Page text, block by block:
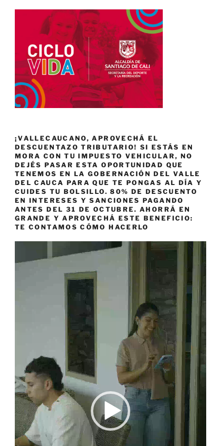
¡VALLECAUCANO, APROVECHÁ EL
DESCUENTAZO TRIBUTARIO! SI ESTÁS EN
MORA CON TU IMPUESTO VEHICULAR, NO
DEJÉS PASAR ESTA OPORTUNIDAD QUE
TENEMOS EN LA GOBERNACIÓN DEL VALLE
DEL CAUCA PARA QUE TE PONGAS AL DÍA Y
CUIDES TU BOLSILLO. 80% DE DESCUENTO
EN INTERESES Y SANCIONES PAGANDO
ANTES DEL 31 DE OCTUBRE. AHORRÁ EN
GRANDE Y APROVECHÁ ESTE BENEFICIO:
TE CONTAMOS CÓMO HACERLO